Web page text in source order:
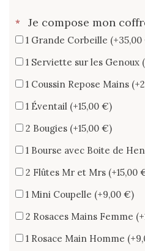
* Je compose mon
1 Grande Corbeille
1 Serviette sur les Genoux
1 Coussin Repose Mains
1 Éventail (+15,00 €)
2 Bougies (+15,00 €)
1 Bourse avec Boite de
2 Flûtes Mr et Mrs (+15,00
1 Mini Coupelle (+9,00 €)
2 Rosaces Mains Femme
1 Rosace Main Homme